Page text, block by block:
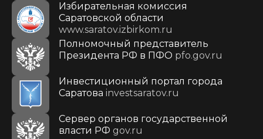
Избирательная комиссия
Саратовской области
www.saratov.izbirkom.ru
Полномочный представитель
Президента РФ в ПФО pfo.gov.ru
Инвестиционный портал города
Саратова investsaratov.ru
Сервер органов государственной
власти РФ gov.ru